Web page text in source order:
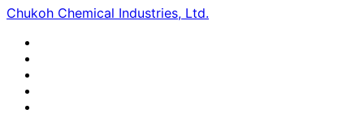
Chukoh Chemical Industries, Ltd.